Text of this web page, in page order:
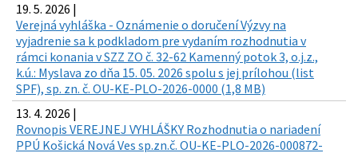
19. 5. 2026 |
Verejná vyhláška - Oznámenie o doručení Výzvy na
vyjadrenie sa k podkladom pre vydaním rozhodnutia v
rámci konania v SZZ ZO č. 32-62 Kamenný potok 3, o.j.z.,
k.ú.: Myslava zo dňa 15. 05. 2026 spolu s jej prílohou (list
SPF), sp. zn. č. OU-KE-PLO-2026-0000 (1,8 MB)
13. 4. 2026 |
Rovnopis VEREJNEJ VYHLÁŠKY Rozhodnutia o nariadení
PPÚ Košická Nová Ves sp.zn.č. OU-KE-PLO-2026-000872-